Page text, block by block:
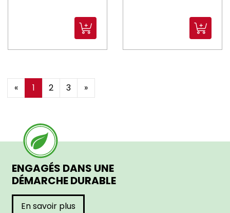
« 1 2 3 »
ENGAGÉS DANS UNE
DÉMARCHE DURABLE
En savoir plus